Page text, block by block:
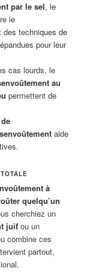
par le sel, le
le
des techniques de
pour leur
cas lourds, le
au
permettent de
aide
à
quelqu’un
cherchiez un
juif ou un
combine ces
partout,